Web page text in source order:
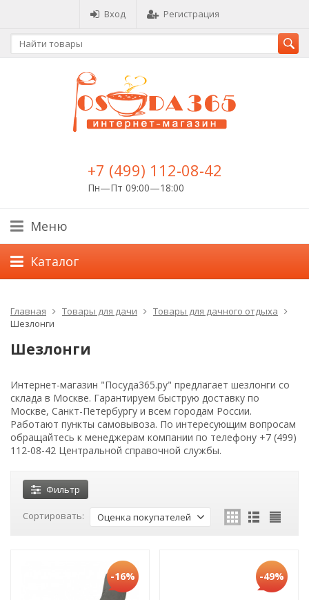
Вход Регистрация
+7 (499) 112-08-42
Пн—Пт 09:00—18:00
Меню
Каталог
Главная Товары для дачи
Товары для дачного отдыха
Шезлонги
Шезлонги
Интернет-магазин "Посуда365.ру" предлагает шезлонги со
склада в Москве. Гарантируем быструю доставку по
Москве, Санкт-Петербургу и всем городам России.
Работают пункты самовывоза. По интересующим вопросам
обращайтесь к менеджерам компании по телефону +7 (499)
112-08-42 Центральной справочной службы.
Фильтр
Сортировать: Оценка покупателей
-16% -49%